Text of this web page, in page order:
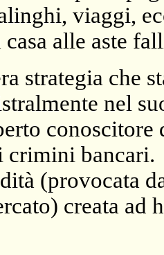
viaggi,
alle aste
strategia che
nel
crimini bancari.
(provocata
creata ad